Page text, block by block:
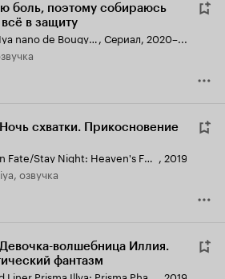
боль, поэтому собираюсь
в защиту
Itai no wa Iya nano de Bougyoryoku ni Kyokufuri Shitai to Omoimasu., Сериал, 2020–...
схватки. Прикосновение
Gekijouban Fate/Stay Night: Heaven's Feel - II. Lost Butterfly , 2019
озвучка
волшебница Иллия.
фантазм